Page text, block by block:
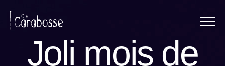
Joli mois de